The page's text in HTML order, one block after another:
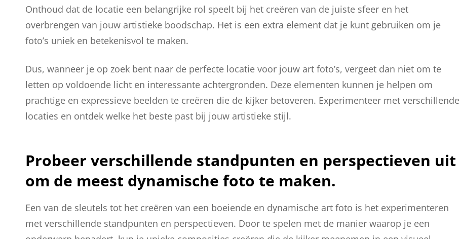
Onthoud dat de locatie een belangrijke rol speelt bij het creëren van de juiste sfeer en het
overbrengen van jouw artistieke boodschap. Het is een extra element dat je kunt gebruiken om je
foto’s uniek en betekenisvol te maken.
Dus, wanneer je op zoek bent naar de perfecte locatie voor jouw art foto’s, vergeet dan niet om te
letten op voldoende licht en interessante achtergronden. Deze elementen kunnen je helpen om
prachtige en expressieve beelden te creëren die de kijker betoveren. Experimenteer met verschillende
locaties en ontdek welke het beste past bij jouw artistieke stijl.
Probeer verschillende standpunten en perspectieven uit
om de meest dynamische foto te maken.
Een van de sleutels tot het creëren van een boeiende en dynamische art foto is het experimenteren
met verschillende standpunten en perspectieven. Door te spelen met de manier waarop je een